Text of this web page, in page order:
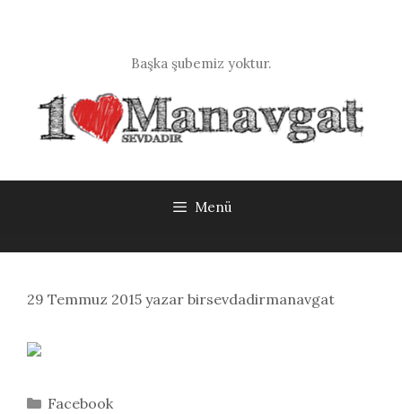
Başka şubemiz yoktur.
Menü
29 Temmuz 2015 yazar birsevdadirmanavgat
Kategoriler
Facebook